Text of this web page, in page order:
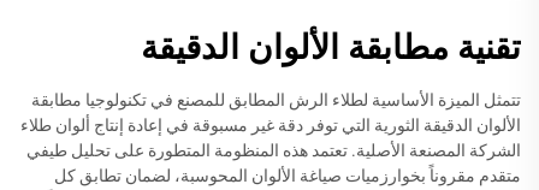
تقنية مطابقة الألوان الدقيقة
تتمثل الميزة الأساسية لطلاء الرش المطابق للمصنع في تكنولوجيا مطابقة
الألوان الدقيقة الثورية التي توفر دقة غير مسبوقة في إعادة إنتاج ألوان طلاء
الشركة المصنعة الأصلية. تعتمد هذه المنظومة المتطورة على تحليل طيفي
متقدم مقروناً بخوارزميات صياغة الألوان المحوسبة، لضمان تطابق كل